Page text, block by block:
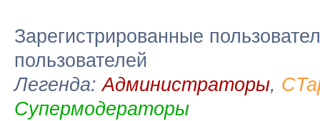
Зарегистрированные
пользователей
Легенда:Администраторы,
Супермодераторы